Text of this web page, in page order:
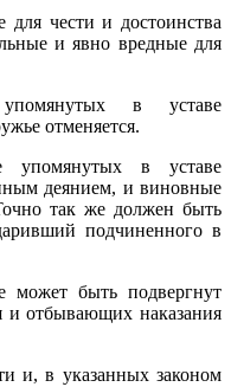
для чести и достоинства
и явно вредные для
в уставе
отменяется.
упомянутых в уставе
деянием, и виновные
так же должен быть
подчиненного в
может быть подвергнут
и отбывающих наказания
и, в указанных законом